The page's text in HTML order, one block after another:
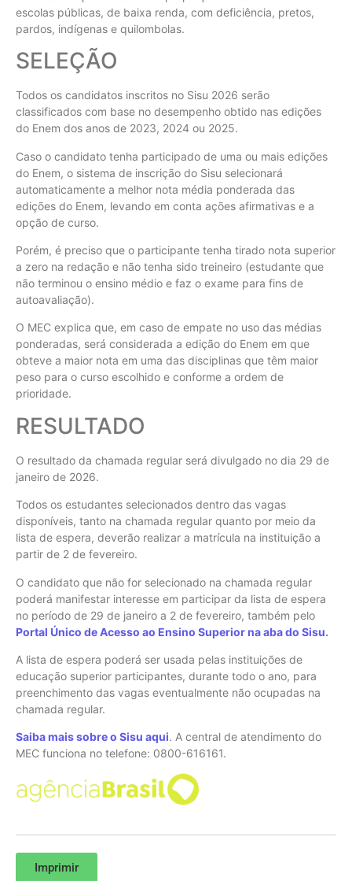
escolas públicas, de baixa renda, com deficiência, pretos,
pardos, indígenas e quilombolas.
SELEÇÃO
Todos os candidatos inscritos no Sisu 2026 serão
classificados com base no desempenho obtido nas edições
do Enem dos anos de 2023, 2024 ou 2025.
Caso o candidato tenha participado de uma ou mais edições
do Enem, o sistema de inscrição do Sisu selecionará
automaticamente a melhor nota média ponderada das
edições do Enem, levando em conta ações afirmativas e a
opção de curso.
Porém, é preciso que o participante tenha tirado nota superior
a zero na redação e não tenha sido treineiro (estudante que
não terminou o ensino médio e faz o exame para fins de
autoavaliação).
O MEC explica que, em caso de empate no uso das médias
ponderadas, será considerada a edição do Enem em que
obteve a maior nota em uma das disciplinas que têm maior
peso para o curso escolhido e conforme a ordem de
prioridade.
RESULTADO
O resultado da chamada regular será divulgado no dia 29 de
janeiro de 2026.
Todos os estudantes selecionados dentro das vagas
disponíveis, tanto na chamada regular quanto por meio da
lista de espera, deverão realizar a matrícula na instituição a
partir de 2 de fevereiro.
O candidato que não for selecionado na chamada regular
poderá manifestar interesse em participar da lista de espera
no período de 29 de janeiro a 2 de fevereiro, também pelo
Portal Único de Acesso ao Ensino Superior na aba do Sisu.
A lista de espera poderá ser usada pelas instituições de
educação superior participantes, durante todo o ano, para
preenchimento das vagas eventualmente não ocupadas na
chamada regular.
Saiba mais sobre o Sisu aqui. A central de atendimento do
MEC funciona no telefone: 0800-616161.
Imprimir